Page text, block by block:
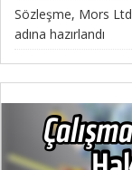
Sözleşme, Mors
adına hazırlandı